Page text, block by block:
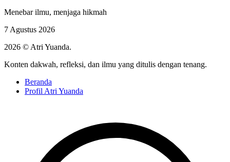
Menebar ilmu, menjaga hikmah
7 Agustus 2026
2026 © Atri Yuanda.
Konten dakwah, refleksi, dan ilmu yang ditulis dengan tenang.
Beranda
Profil Atri Yuanda